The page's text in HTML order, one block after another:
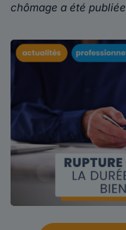
chômage a été